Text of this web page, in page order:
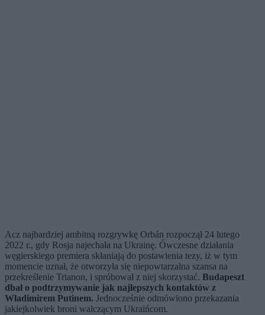
Acz najbardziej ambitną rozgrywkę Orbán rozpoczął 24 lutego
2022 r., gdy Rosja najechała na Ukrainę. Ówczesne działania
węgierskiego premiera skłaniają do postawienia tezy, iż w tym
momencie uznał, że otworzyła się niepowtarzalna szansa na
przekreślenie Trianon, i spróbował z niej skorzystać. Budapeszt
dbał o podtrzymywanie jak najlepszych kontaktów z
Władimirem Putinem. Jednocześnie odmówiono przekazania
jakiejkolwiek broni walczącym Ukraińcom.